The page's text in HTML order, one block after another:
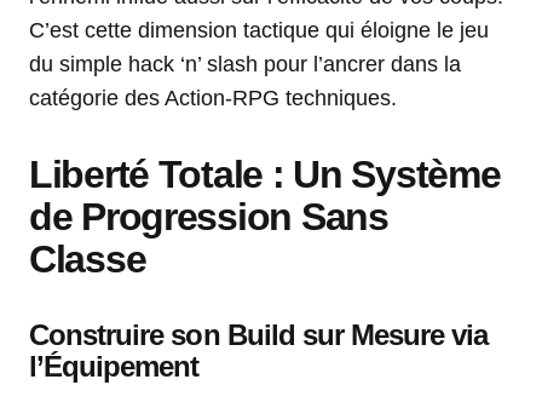
C’est cette dimension tactique qui éloigne le jeu
du simple hack ‘n’ slash pour l’ancrer dans la
catégorie des Action-RPG techniques.
Liberté Totale : Un Système
de Progression Sans
Classe
Construire son Build sur Mesure via
l’Équipement